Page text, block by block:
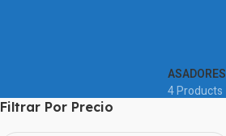
ASADORES
4 Products
Filtrar Por Precio